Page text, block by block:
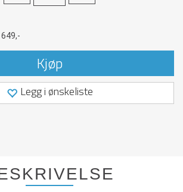
Kjøp
Legg i ønskeliste